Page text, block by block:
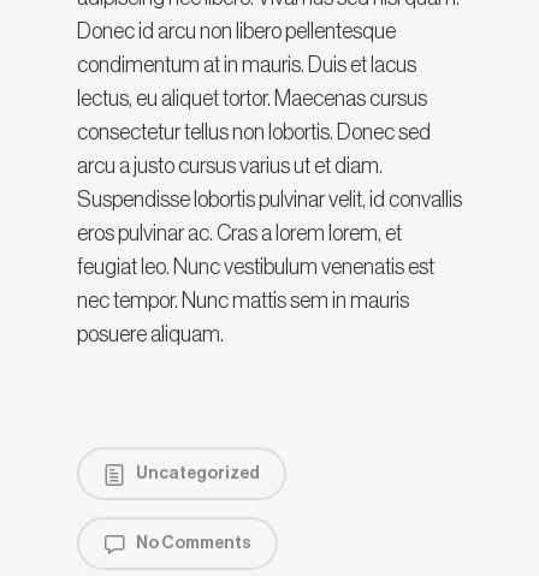
Donec id arcu non libero pellentesque
condimentum at in mauris. Duis et lacus
lectus, eu aliquet tortor. Maecenas cursus
consectetur tellus non lobortis. Donec sed
arcu a justo cursus varius ut et diam.
Suspendisse lobortis pulvinar velit, id convallis
eros pulvinar ac. Cras a lorem lorem, et
feugiat leo. Nunc vestibulum venenatis est
nec tempor. Nunc mattis sem in mauris
posuere aliquam.
Uncategorized
No Comments